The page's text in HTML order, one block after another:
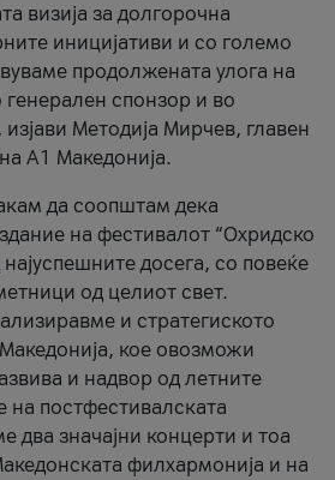
визија за долгорочна
иницијативи и со големо
продолжената улога на
генерален спонзор и во
Методија Мирчев, главен
A1 Македонија.
да соопштам дека
на фестивалот “Охридско
досега, со повеќе
од целиот свет.
и стратегиското
кое овозможи
и надвор од летните
постфестивалската
два значајни концерти и тоа
филхармонија и на